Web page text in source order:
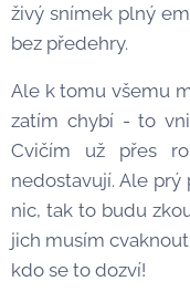
živý snímek plný
bez předehry.
Ale k tomu všemu
zatím chybí - to
Cvičím už přes
nedostavují. Ale
nic, tak to budu
jich musím
kdo se to dozví!